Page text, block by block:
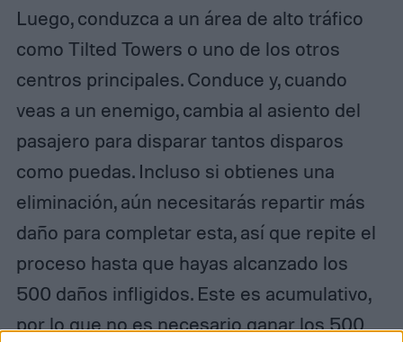
Luego, conduzca a un área de alto tráfico
como Tilted Towers o uno de los otros
centros principales. Conduce y, cuando
veas a un enemigo, cambia al asiento del
pasajero para disparar tantos disparos
como puedas. Incluso si obtienes una
eliminación, aún necesitarás repartir más
daño para completar esta, así que repite el
proceso hasta que hayas alcanzado los
500 daños infligidos. Este es acumulativo,
por lo que no es necesario ganar los 500